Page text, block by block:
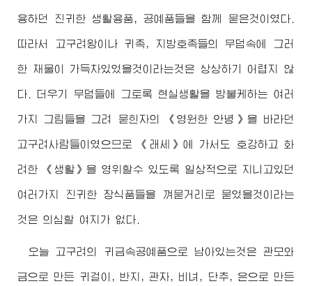
용하던 진귀한 생활용품, 공예품들을 함께 묻은것이였다.
따라서 고구려왕이나 귀족, 지방호족들의 무덤속에 그러
한 재물이 가득차있었을것이라는것은 상상하기 어렵지 않
다. 더우기 무덤들에 그토록 현실생활을 방불케하는 여러
가지 그림들을 그려 묻힌자의 《영원한 안녕》을 바라던
고구려사람들이였으므로 《래세》에 가서도 호강하고 화
려한 《생활》을 영위할수 있도록 일상적으로 지니고있던
여러가지 진귀한 장식품들을 껴묻거리로 묻었을것이라는
것은 의심할 여지가 없다.
오늘 고구려의 귀금속공예품으로 남아있는것은 관모와
금으로 만든 귀걸이, 반지, 관자, 비녀, 단추, 은으로 만든